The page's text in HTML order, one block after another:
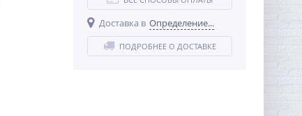
Доставка в Определение...
ПОДРОБНЕЕ О ДОСТАВКЕ